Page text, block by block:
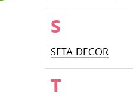
S
SETA DECOR
T